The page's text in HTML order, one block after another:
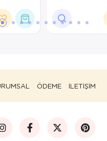
ÖDEME İLETİŞİM